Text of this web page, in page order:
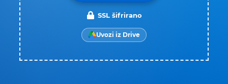
SSL šifrirano
Uvozi iz Drive